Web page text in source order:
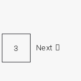
3 Next